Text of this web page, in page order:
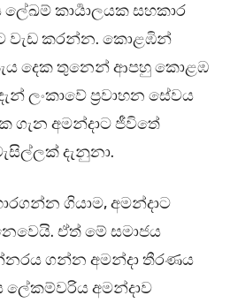
කාර්‍යාලයක සහකාර
වැඩ කරන්න. කොළඹින්
දෙක තුනෙන් ආපහු කොළඹ
ලංකාවේ ප්‍රවාහන සේවය
ගැන අමන්දාට ජීවිතේ
දැනුනා.
ගියාම, අමන්දාට
ඒත් මේ සමාජය
ගන්න අමන්දා තීරණය
ලේකම්වරිය අමන්දාව